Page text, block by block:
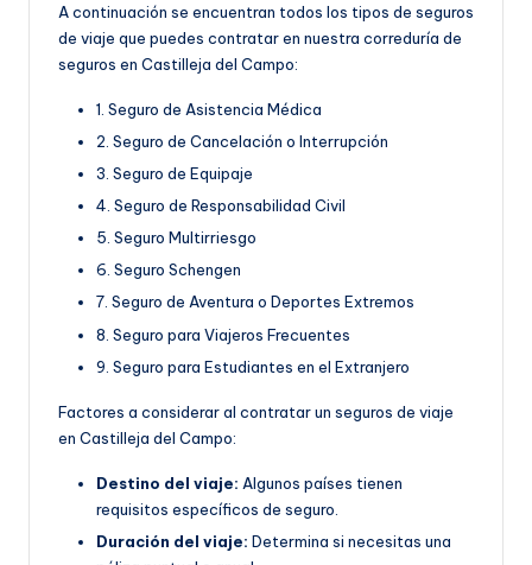
A continuación se encuentran todos los tipos de seguros
de viaje que puedes contratar en nuestra correduría de
seguros en Castilleja del Campo:
1. Seguro de Asistencia Médica
2. Seguro de Cancelación o Interrupción
3. Seguro de Equipaje
4. Seguro de Responsabilidad Civil
5. Seguro Multirriesgo
6. Seguro Schengen
7. Seguro de Aventura o Deportes Extremos
8. Seguro para Viajeros Frecuentes
9. Seguro para Estudiantes en el Extranjero
Factores a considerar al contratar un seguros de viaje
en Castilleja del Campo:
Destino del viaje: Algunos países tienen
requisitos específicos de seguro.
Duración del viaje: Determina si necesitas una